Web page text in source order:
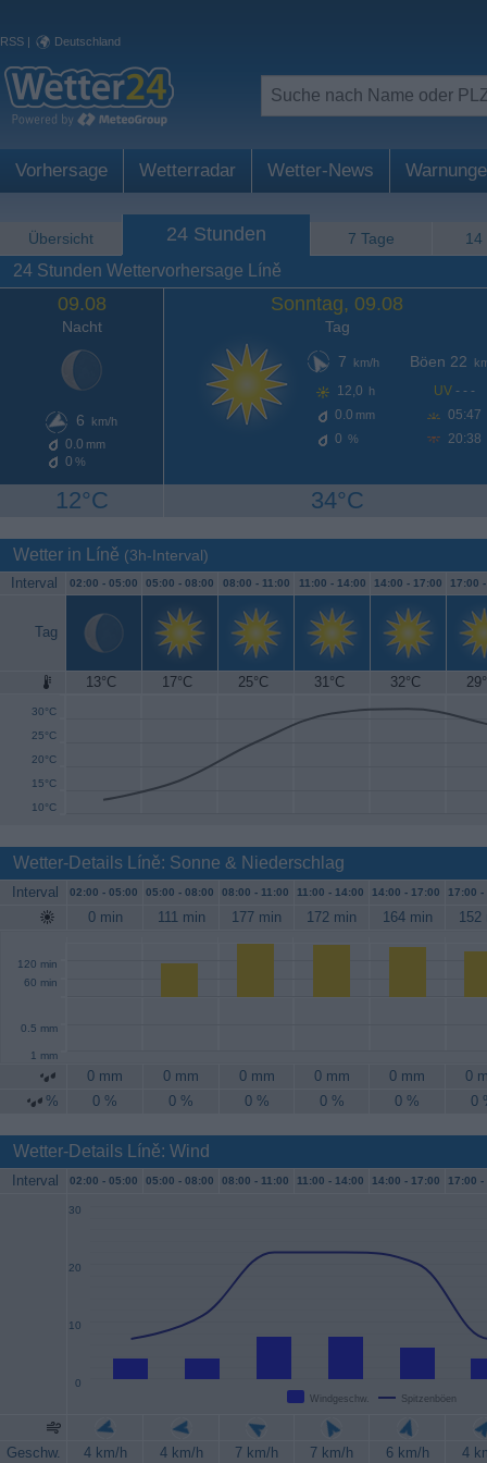
RSS | Deutschland
Vorhersage Wetterradar Wetter-News
Übersicht 24 Stunden 7 Tage 14
24 Stunden Wettervorhersage Líně
09.08
Nacht
6 km/h
0.0 mm
0 %
12°C
Sonntag, 09.08
Tag
7
km/h
12,0 h
0.0 mm
0 %
Böen 22
UV - - -
05:47
20:38
34°C
Wetter in Líně (3h-Interval)
Interval 02:00 - 05:00 05:00 - 08:00 08:00 - 11:00 11:00 - 14:00 14:00 - 17:00 17:00
Tag
13°C 17°C 25°C 31°C 32°C
10°C
15°C
20°C
25°C
30°C
35°C
Wetter-Details Líně: Sonne & Niederschlag
Interval 02:00 - 05:00 05:00 - 08:00 08:00 - 11:00 11:00 - 14:00 14:00 - 17:00 17:00 -
0 min 111 min 177 min 172 min 164 min 152
60 min
120 min
0.5 mm
1 mm
0 mm 0 mm 0 mm 0 mm 0 mm
0
%
0 % 0 % 0 % 0 % 0 % 0
Wetter-Details Líně: Wind
Interval 02:00 - 05:00 05:00 - 08:00 08:00 - 11:00 11:00 - 14:00 14:00 - 17:00 17:00 -
Windgeschw. Spitzenböen
0
10
20
30
Geschw. 4 km/h 4 km/h 7 km/h 7 km/h 6 km/h
4